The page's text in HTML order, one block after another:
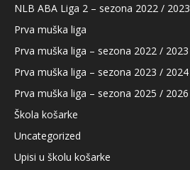
NLB ABA Liga 2 – sezona 2022 / 2023
Prva muška liga
Prva muška liga – sezona 2022 / 2023
Prva muška liga – sezona 2023 / 2024
Prva muška liga – sezona 2025 / 2026
Škola košarke
Uncategorized
Upisi u školu košarke